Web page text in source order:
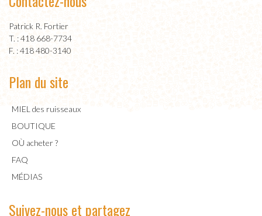
Patrick R. Fortier
T. : 418 668-7734
F. : 418 480-3140
Plan du site
MIEL des ruisseaux
BOUTIQUE
OÙ acheter ?
FAQ
MÉDIAS
Suivez-nous et partagez